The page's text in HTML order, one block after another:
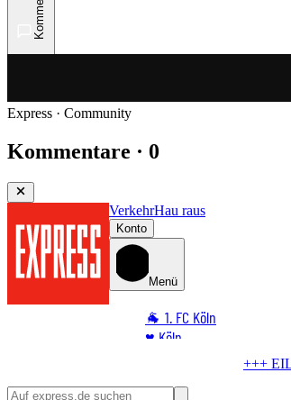
Express · Community
Kommentare · 0
VerkehrHau raus
Konto
Menü
🐐 1. FC Köln
♥️ Köln
🏆 Sport
Zoff um Außengastronomie